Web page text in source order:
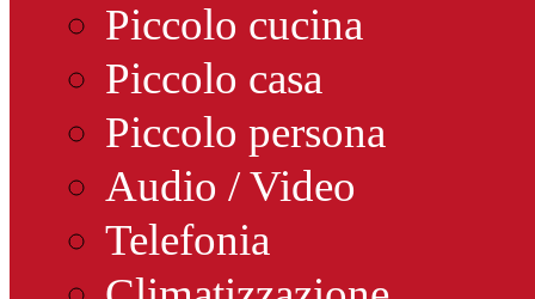
Piccolo cucina
Piccolo casa
Piccolo persona
Audio / Video
Telefonia